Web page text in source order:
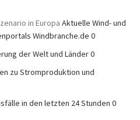
in Europa Aktuelle Wind- und
Windbranche.de 0
der Welt und Länder 0
zu Stromproduktion und
in den letzten 24 Stunden 0